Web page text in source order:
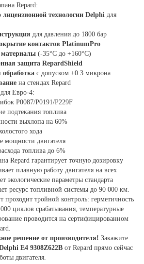
Repard:
лицензионной технологии Delphi для
для давления до 1800 бар
контактов PlatinumPro
материалы (-35°C до +160°C)
защита RepardShield
с допуском ±0.3 микрона
на стендах Repard
Евро-4:
P0087/P0191/P229F
подтекания топлива
выхлопа на 60%
хода
мощности двигателя
топлива до 6%
Repard гарантирует точную дозировку
плавную работу двигателя на всех
экологические параметры стандарта
ресурс топливной системы до 90 000 км.
тройной контроль: герметичность
циклов срабатывания, температурные
проводится на сертифицированном
решение от производителя! Закажите
E4 9308Z622B от Repard прямо сейчас
двигателя.